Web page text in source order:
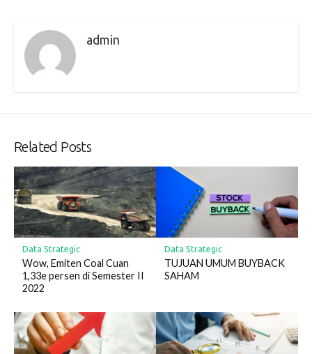
admin
Related Posts
Data Strategic
Wow, Emiten Coal Cuan
1,33e persen di Semester II
2022
Data Strategic
TUJUAN UMUM BUYBACK
SAHAM